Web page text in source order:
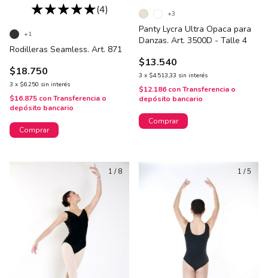
(4)
Rodilleras Seamless. Art. 871
$18.750
3 x $6.250 sin interés
$16.875 conTransferencia o
depósito bancario
+1
Comprar
Panty Lycra Ultra Opaca para
Danzas. Art. 3500D - Talle 4
$13.540
3 x $4.513,33 sin interés
$12.186 conTransferencia o
depósito bancario
+3
Comprar
1 /8 1 /5